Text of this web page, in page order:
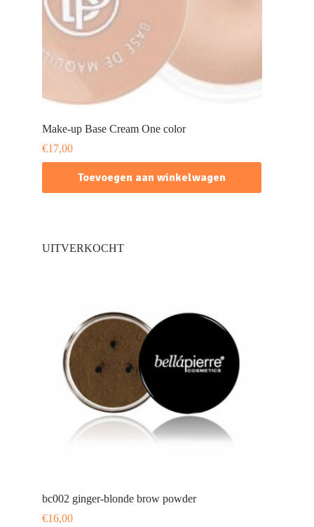
Make-up Base Cream One color
€17,00
Toevoegen aan winkelwagen
UITVERKOCHT
bc002 ginger-blonde brow powder
€16,00